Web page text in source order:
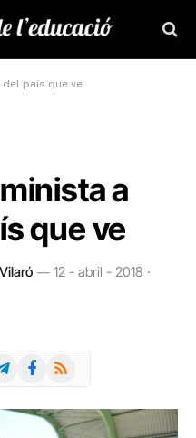
país que ve
a
que ve
12 - abril - 2018 ·
Facebook
RSS